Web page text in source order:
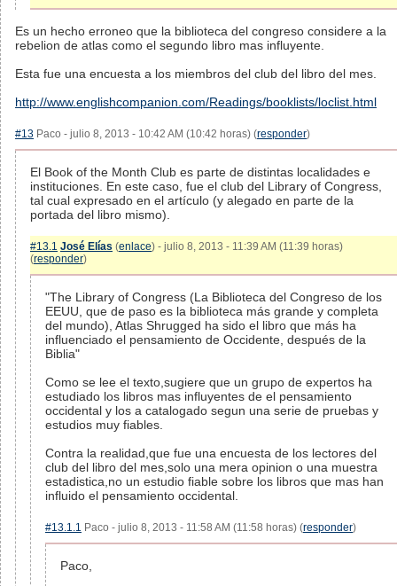
Es un hecho erroneo que la biblioteca del congreso considere a la
rebelion de atlas como el segundo libro mas influyente.
Esta fue una encuesta a los miembros del club del libro del mes.
http://www.englishcompanion.com/Readings/booklists/loclist.html
#13 Paco - julio 8, 2013 - 10:42 AM (10:42 horas) (responder)
El Book of the Month Club es parte de distintas localidades e
instituciones. En este caso, fue el club del Library of Congress,
tal cual expresado en el artículo (y alegado en parte de la
portada del libro mismo).
#13.1 José Elías (enlace) - julio 8, 2013 - 11:39 AM (11:39 horas)
(responder)
"The Library of Congress (La Biblioteca del Congreso de los
EEUU, que de paso es la biblioteca más grande y completa
del mundo), Atlas Shrugged ha sido el libro que más ha
influenciado el pensamiento de Occidente, después de la
Biblia"
Como se lee el texto,sugiere que un grupo de expertos ha
estudiado los libros mas influyentes de el pensamiento
occidental y los a catalogado segun una serie de pruebas y
estudios muy fiables.
Contra la realidad,que fue una encuesta de los lectores del
club del libro del mes,solo una mera opinion o una muestra
estadistica,no un estudio fiable sobre los libros que mas han
influido el pensamiento occidental.
#13.1.1 Paco - julio 8, 2013 - 11:58 AM (11:58 horas) (responder)
Paco,